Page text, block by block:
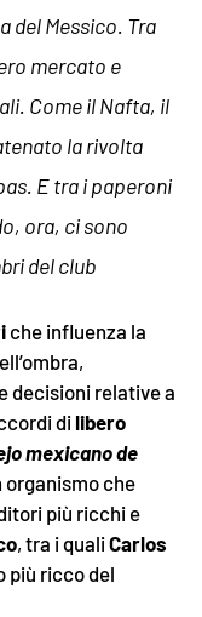
del Messico. Tra
mercato e
Come il Nafta, il
la rivolta
E tra i paperoni
ora, ci sono
del club
che influenza la
decisioni relative a
di libero
mexicano de
organismo che
più ricchi e
, tra i quali Carlos
più ricco del